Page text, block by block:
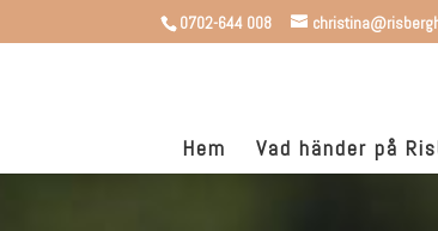
0702-644 008
Hem Vad händer på